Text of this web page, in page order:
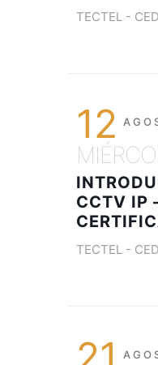
TECTEL -
12
CCTV IP
TECTEL -